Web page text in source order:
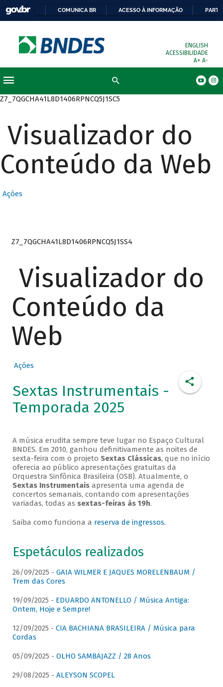
COMUNICA BR ACESSO À INFORMAÇÃO
ENGLISH
ACESSIBILIDADE
A+ A-
Z7_7QGCHA41L8D1406RPNCQ5J1SC5
Visualizador do
Conteúdo da Web
Ações
Z7_7QGCHA41L8D1406RPNCQ5J1SS4
Visualizador do
Conteúdo da
Web
Ações
Sextas Instrumentais -
Temporada 2025
A música erudita sempre teve lugar no Espaço Cultural
BNDES. Em 2010, ganhou definitivamente as noites de
sexta-feira com o projeto Sextas Clássicas, que no início
oferecia ao público apresentações gratuitas da
Orquestra Sinfônica Brasileira (OSB). Atualmente, o
Sextas Instrumentaisapresenta uma agenda de
concertos semanais, contando com apresentações
variadas, todas as sextas-feiras às 19h.
Saiba como funciona a reserva de ingressos.
Espetáculos realizados
26/09/2025 - GAIA WILMER E JAQUES MORELENBAUM /
Trem das Cores
19/09/2025 - EDUARDO ANTONELLO / Música Antiga:
Ontem, Hoje e Sempre!
12/09/2025 - CIA BACHIANA BRASILEIRA / Música para
Cordas
05/09/2025 - OLHO SAMBAJAZZ / 28 Anos
29/08/2025 - ALEYSON SCOPEL